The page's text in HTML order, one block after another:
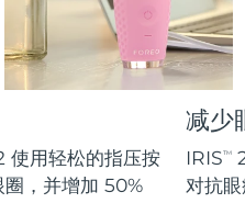
使用轻松的指压按
，并增加 50%
减少
IRISTM
对抗
go
hair removal
brush
serum
plus
LED therapy
眼部护理
& lips
smoothing device
护发
预计送达日期 8/16/26
预计送达日期8/12/26
预计送达日期 8/12/26